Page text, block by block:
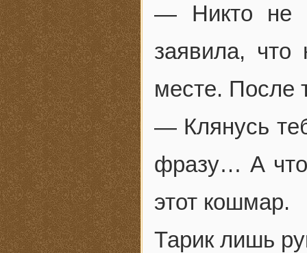
— Никто не
заявила,
месте. После
— Клянусь
фразу… А что
этот кошмар.
Тарик лишь